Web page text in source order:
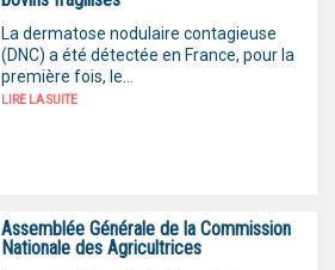
La dermatose nodulaire contagieuse
(DNC) a été détectée en France, pour la
première fois, le...
LIRE LA SUITE
Assemblée Générale de la Commission
Nationale des Agricultrices